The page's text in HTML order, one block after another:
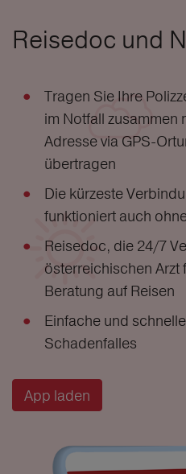
Reisedoc und
Tragen Sie Ihre
im Notfall zusammen
Adresse via GPS-
übertragen
Die kürzeste
funktioniert auch
Reisedoc, die 24/7
österreichischen Arzt
Beratung auf Reisen
Einfache und
Schadenfalles
App laden